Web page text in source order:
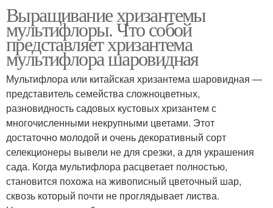
Выращивание хризантемы
мультифлоры. Что собой
представляет хризантема
мультифлора шаровидная
Мультифлора или китайская хризантема шаровидная ―
представитель семейства сложноцветных,
разновидность садовых кустовых хризантем с
многочисленными некрупными цветами. Этот
достаточно молодой и очень декоративный сорт
селекционеры вывели не для срезки, а для украшения
сада. Когда мультифлора расцветает полностью,
становится похожа на живописный цветочный шар,
сквозь который почти не проглядывает листва.